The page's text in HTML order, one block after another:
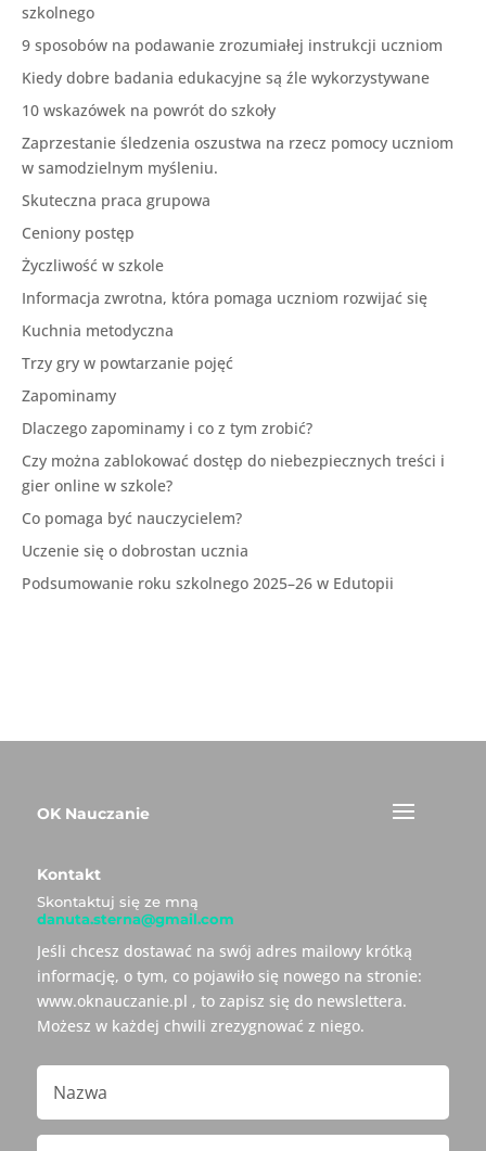
szkolnego
9 sposobów na podawanie zrozumiałej instrukcji uczniom
Kiedy dobre badania edukacyjne są źle wykorzystywane
10 wskazówek na powrót do szkoły
Zaprzestanie śledzenia oszustwa na rzecz pomocy uczniom
w samodzielnym myśleniu.
Skuteczna praca grupowa
Ceniony postęp
Życzliwość w szkole
Informacja zwrotna, która pomaga uczniom rozwijać się
Kuchnia metodyczna
Trzy gry w powtarzanie pojęć
Zapominamy
Dlaczego zapominamy i co z tym zrobić?
Czy można zablokować dostęp do niebezpiecznych treści i
gier online w szkole?
Co pomaga być nauczycielem?
Uczenie się o dobrostan ucznia
Podsumowanie roku szkolnego 2025–26 w Edutopii
OK Nauczanie
Kontakt
Skontaktuj się ze mną
danuta.sterna@gmail.com
Jeśli chcesz dostawać na swój adres mailowy krótką
informację, o tym, co pojawiło się nowego na stronie:
www.oknauczanie.pl , to zapisz się do newslettera.
Możesz w każdej chwili zrezygnować z niego.